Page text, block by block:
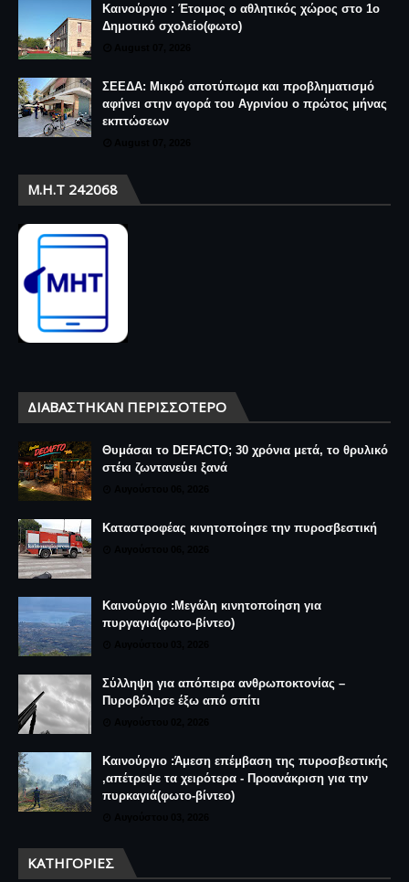
Καινούργιο : Έτοιμος ο αθλητικός χώρος στο 1ο
Δημοτικό σχολείο(φωτο)
ΣΕΕΔΑ: Μικρό αποτύπωμα και προβληματισμό
αφήνει στην αγορά του Αγρινίου ο πρώτος μήνας
εκπτώσεων
Μ.Η.Τ 242068
ΔΙΑΒΆΣΤΗΚΑΝ ΠΕΡΙΣΣΌΤΕΡΟ
Θυμάσαι το DEFACTO; 30 χρόνια μετά, το θρυλικό
στέκι ζωντανεύει ξανά
Καταστροφέας κινητοποίησε την πυροσβεστική
Καινούργιο :Μεγάλη κινητοποίηση για
πυργαγιά(φωτο-βίντεο)
Σύλληψη για απόπειρα ανθρωποκτονίας –
Πυροβόλησε έξω από σπίτι
Καινούργιο :Άμεση επέμβαση της πυροσβεστικής
,απέτρεψε τα χειρότερα - Προανάκριση για την
πυρκαγιά(φωτο-βίντεο)
ΚΑΤΗΓΟΡΊΕΣ